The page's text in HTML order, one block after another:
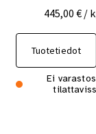
445,00 € /
Tuotetiedot
Ei